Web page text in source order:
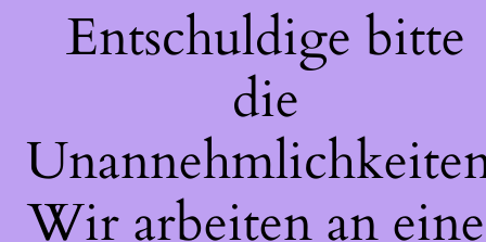
Entschuldige bitte
die
Wir arbeiten an